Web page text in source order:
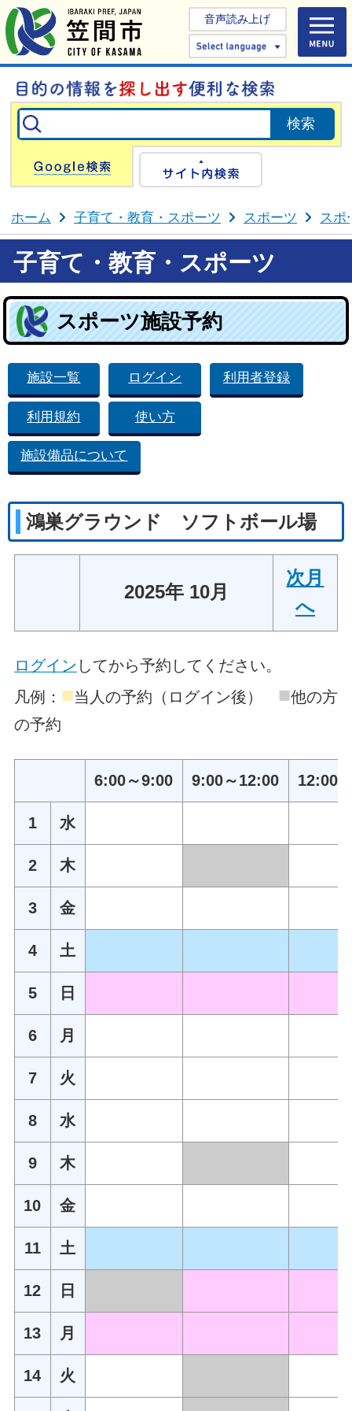
音声読み上げ
Select
Google検索
ホーム 子育て・教育・スポーツ スポーツ スポ
子育て・教育・スポーツ
スポーツ施設予約
施設一覧 ログイン 利用者登録
利用規約 使い方
施設備品について
鴻巣グラウンド ソフトボール場
2025年 10月
次月
へ
ログイン してから予約してください。
凡例： ■当人の予約（ログイン後） ■他の方
の予約
6:00～9:00 9:00～12:00 12:00
1 水
2 木
3 金
4 土
5 日
6 月
7 火
8 水
9 木
10 金
11 土
12 日
13 月
14 火